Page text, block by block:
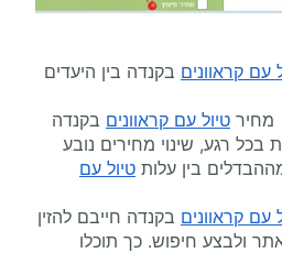
עם קראוונים בקנדה בין היעדים
מחיר טיול עם קראוונים בקנדה
בכל רגע, שינוי מחירים נובע
בין עלות טיול עם
עם קראוונים בקנדה חייבם להזין
ולבצע חיפוש. כך תוכלו